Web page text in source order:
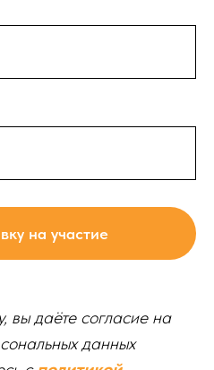
на участие
вы даёте согласие на
данных